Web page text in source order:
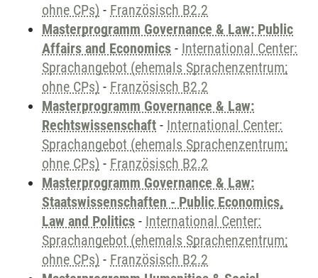
ohne CPs) - Französisch B2.2
Masterprogramm Governance & Law: Public
Affairs and Economics - International Center:
Sprachangebot (ehemals Sprachenzentrum;
ohne CPs) - Französisch B2.2
Masterprogramm Governance & Law:
Rechtswissenschaft - International Center:
Sprachangebot (ehemals Sprachenzentrum;
ohne CPs) - Französisch B2.2
Masterprogramm Governance & Law:
Staatswissenschaften - Public Economics,
Law and Politics - International Center:
Sprachangebot (ehemals Sprachenzentrum;
ohne CPs) - Französisch B2.2